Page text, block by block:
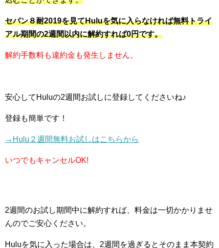
セパン８耐2019を見てHuluを気に入らなければ無料トライ
アル期間の2週間以内に解約すれば0円です。
解約手数料も違約金も発生しません。
安心してHuluの2週間お試しに登録してくださいね♪
登録も簡単です！
→Hulu２週間無料お試しはこちらから
いつでもキャンセルOK!
2週間のお試し期間中に解約すれば、料金は一切かかりませ
んのでご安心ください。
Huluを気に入った場合は、2週間を過ぎるとそのまま本契約